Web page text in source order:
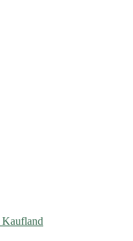
Kaufland